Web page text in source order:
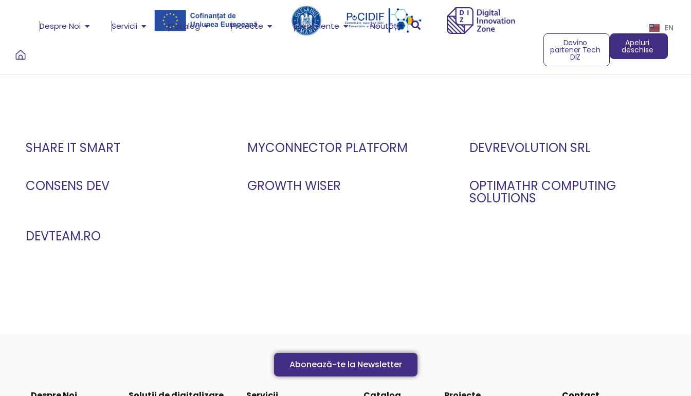
Despre Noi Servicii Catalog Proiecte Evenimente Noutăți
EN
Devino
partener Tech
DIZ
Apeluri
deschise
SHARE IT SMART MYCONNECTOR PLATFORM DEVREVOLUTION SRL
CONSENS DEV GROWTH WISER OPTIMATHR COMPUTING
SOLUTIONS
DEVTEAM.RO
Abonează-te la Newsletter